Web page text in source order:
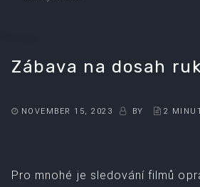
Zábava na dosah
NOVEMBER 15, 2023 BY 2
Pro mnohé je sledování filmů